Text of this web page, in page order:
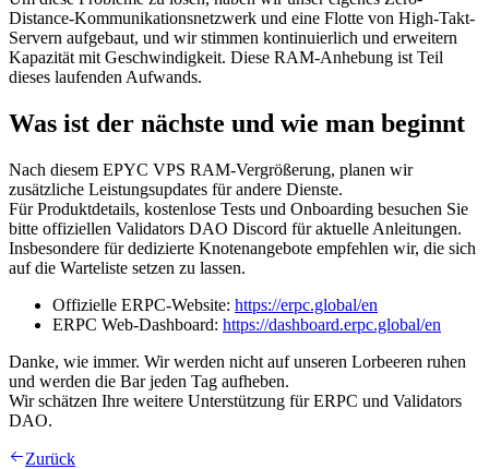
Distance-Kommunikationsnetzwerk und eine Flotte von High-Takt-
Servern aufgebaut, und wir stimmen kontinuierlich und erweitern
Kapazität mit Geschwindigkeit. Diese RAM-Anhebung ist Teil
dieses laufenden Aufwands.
Was ist der nächste und wie man beginnt
Nach diesem EPYC VPS RAM-Vergrößerung, planen wir
zusätzliche Leistungsupdates für andere Dienste.
Für Produktdetails, kostenlose Tests und Onboarding besuchen Sie
bitte offiziellen Validators DAO Discord für aktuelle Anleitungen.
Insbesondere für dedizierte Knotenangebote empfehlen wir, die sich
auf die Warteliste setzen zu lassen.
Offizielle ERPC-Website: https://erpc.global/en
ERPC Web-Dashboard: https://dashboard.erpc.global/en
Danke, wie immer. Wir werden nicht auf unseren Lorbeeren ruhen
und werden die Bar jeden Tag aufheben.
Wir schätzen Ihre weitere Unterstützung für ERPC und Validators
DAO.
Zurück